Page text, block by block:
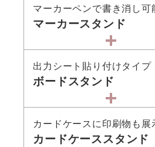
マーカーペンで書き消し可
マーカースタンド
出力シート貼り付けタイプ
ボードスタンド
カードケースに印刷物も展
カードケーススタンド